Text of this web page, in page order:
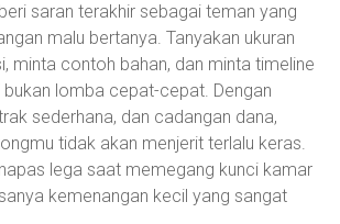
saran terakhir sebagai teman yang
malu bertanya. Tanyakan ukuran
minta contoh bahan, dan minta timeline
bukan lomba cepat-cepat. Dengan
sederhana, dan cadangan dana,
tidak akan menjerit terlalu keras.
lega saat memegang kunci kamar
kemenangan kecil yang sangat